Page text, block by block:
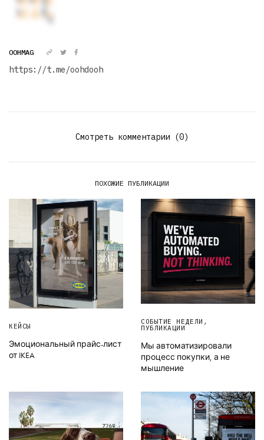
OOHMAG
https://t.me/oohdooh
Смотреть комментарии (0)
ПОХОЖИЕ ПУБЛИКАЦИИ
КЕЙСЫ
Эмоциональный прайс-лист
от IKEA
СОБЫТИЕ НЕДЕЛИ ,
ПУБЛИКАЦИИ
Мы автоматизировали
процесс покупки, а не
мышление